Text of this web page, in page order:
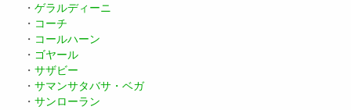
・ ゲラルディーニ
・ コーチ
・ コールハーン
・ ゴヤール
・ サザビー
・ サマンサタバサ・ベガ
・ サンローラン